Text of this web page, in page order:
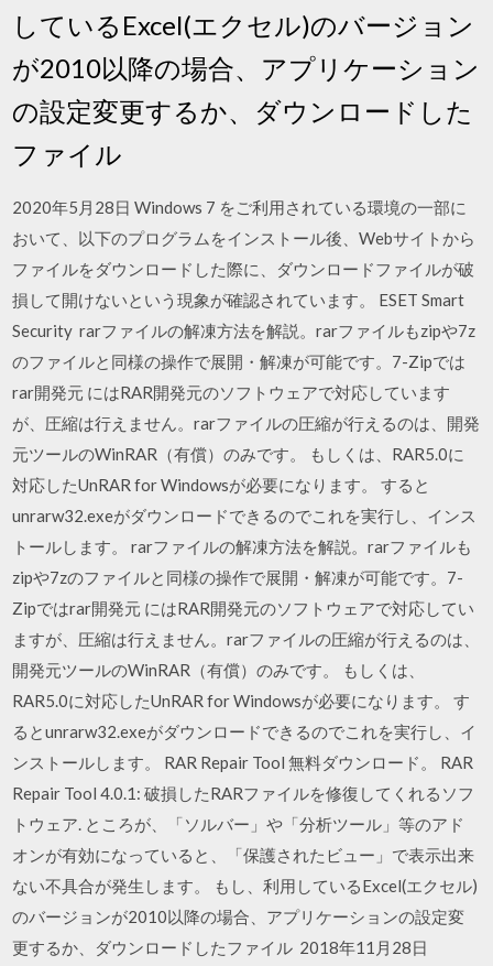
しているExcel(エクセル)のバージョン
が2010以降の場合、アプリケーション
の設定変更するか、ダウンロードした
ファイル
2020年5月28日 Windows 7 をご利用されている環境の一部に
おいて、以下のプログラムをインストール後、Webサイトから
ファイルをダウンロードした際に、ダウンロードファイルが破
損して開けないという現象が確認されています。 ESET Smart
Security rarファイルの解凍方法を解説。rarファイルもzipや7z
のファイルと同様の操作で展開・解凍が可能です。7-Zipでは
rar開発元 にはRAR開発元のソフトウェアで対応しています
が、圧縮は行えません。rarファイルの圧縮が行えるのは、開発
元ツールのWinRAR（有償）のみです。 もしくは、RAR5.0に
対応したUnRAR for Windowsが必要になります。 すると
unrarw32.exeがダウンロードできるのでこれを実行し、インス
トールします。 rarファイルの解凍方法を解説。rarファイルも
zipや7zのファイルと同様の操作で展開・解凍が可能です。7-
Zipではrar開発元 にはRAR開発元のソフトウェアで対応してい
ますが、圧縮は行えません。rarファイルの圧縮が行えるのは、
開発元ツールのWinRAR（有償）のみです。 もしくは、
RAR5.0に対応したUnRAR for Windowsが必要になります。 す
るとunrarw32.exeがダウンロードできるのでこれを実行し、イ
ンストールします。 RAR Repair Tool 無料ダウンロード。 RAR
Repair Tool 4.0.1: 破損したRARファイルを修復してくれるソフ
トウェア. ところが、「ソルバー」や「分析ツール」等のアド
オンが有効になっていると、「保護されたビュー」で表示出来
ない不具合が発生します。 もし、利用しているExcel(エクセル)
のバージョンが2010以降の場合、アプリケーションの設定変
更するか、ダウンロードしたファイル 2018年11月28日